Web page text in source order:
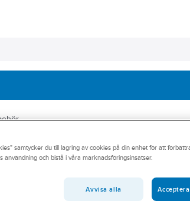
SAMEFA
Brevinkast
BREVINKAST SAMEFA
Artikelnummer:
214505EX
4660
samtycker du till lagring av cookies på din enhet för att
användning och bistå i våra marknadsföringsinsatser.
Avvisa alla